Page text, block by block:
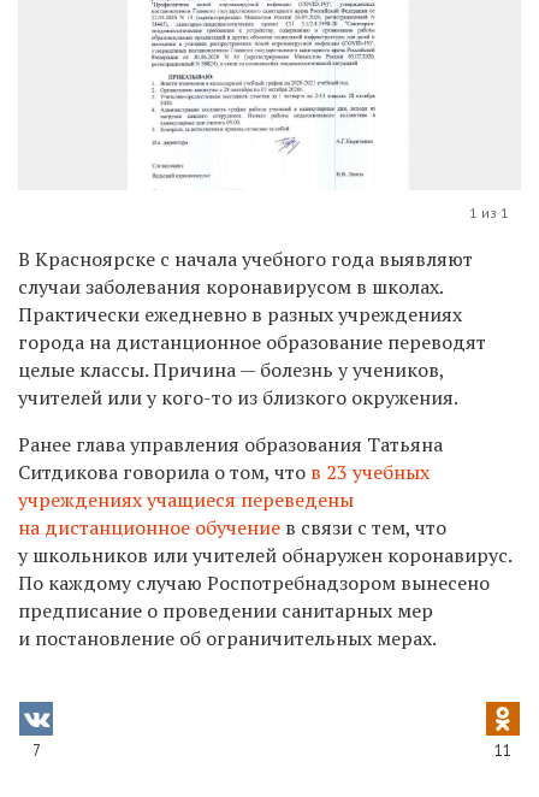
1 из 1
В Красноярске с начала учебного года выявляют
случаи заболевания коронавирусом в школах.
Практически ежедневно в разных учреждениях
города на дистанционное образование переводят
целые классы. Причина — болезнь у учеников,
учителей или у кого-то из близкого окружения.
Ранее глава управления образования Татьяна
Ситдикова говорила о том, что в 23 учебных
учреждениях учащиеся переведены
на дистанционное обучение в связи с тем, что
у школьников или учителей обнаружен коронавирус.
По каждому случаю Роспотребнадзором вынесено
предписание о проведении санитарных мер
и постановление об ограничительных мерах.
7 11